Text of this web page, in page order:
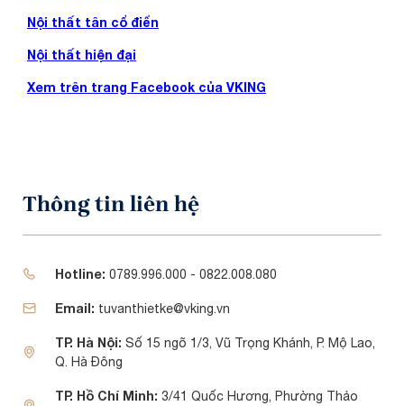
Nội thất tân cổ điển
Nội thất hiện đại
Xem trên trang Facebook của VKING
Thông tin liên hệ
Hotline: 0789.996.000 - 0822.008.080
Email: tuvanthietke@vking.vn
TP. Hà Nội: Số 15 ngõ 1/3, Vũ Trọng Khánh, P. Mộ Lao,
Q. Hà Đông
TP. Hồ Chí Minh: 3/41 Quốc Hương, Phường Thảo